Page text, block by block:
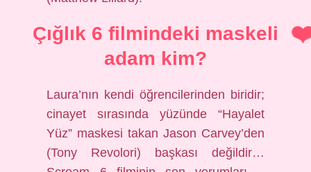
Çığlık 6 filmindeki maskeli
adam kim?
Laura’nın kendi öğrencilerinden biridir;
cinayet sırasında yüzünde “Hayalet
Yüz” maskesi takan Jason Carvey’den
(Tony Revolori) başkası değildir…